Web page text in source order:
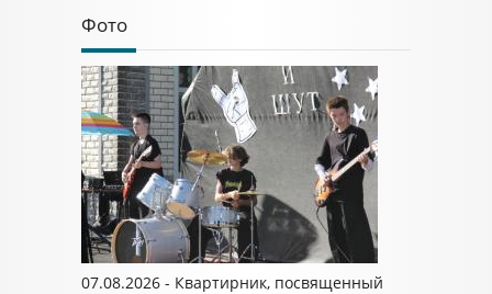
Фото
07.08.2026 - Квартирник, посвященный